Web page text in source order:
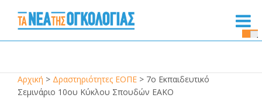
Αρχική > Δραστηριότητες ΕΟΠΕ > 7ο Εκπαιδευτικό
Σεμινάριο 10ου Κύκλου Σπουδών ΕΑΚΟ